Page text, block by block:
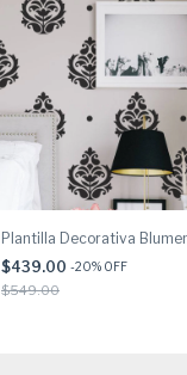
Plantilla Decorativa
$439.00 -20% OFF
$549.00